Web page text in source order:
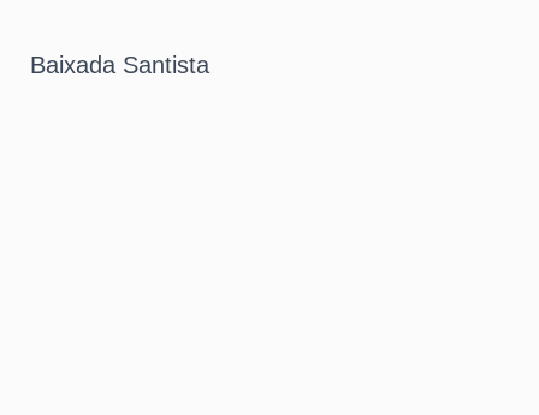
Baixada Santista